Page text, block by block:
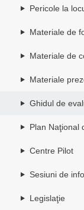
Pericole la
Materiale de
Materiale de
Materiale
Ghidul de
Plan Naţional
Centre Pilot
Sesiuni de
Legislaţie